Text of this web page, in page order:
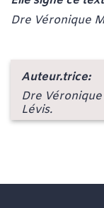
Dre Véronique
Auteur.trice:
Dre
Lévis.